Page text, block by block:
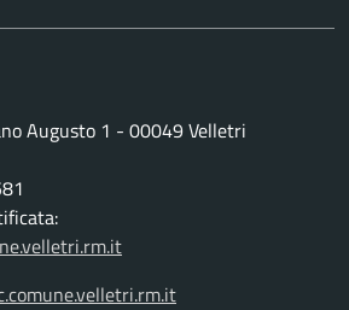
Augusto 1 - 00049 Velletri